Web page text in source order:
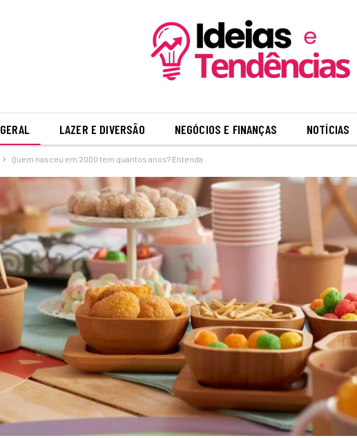
GERAL LAZER E DIVERSÃO NEGÓCIOS E FINANÇAS NOTÍCIAS
Quem nasceu em 2000 tem quantos anos? Entenda